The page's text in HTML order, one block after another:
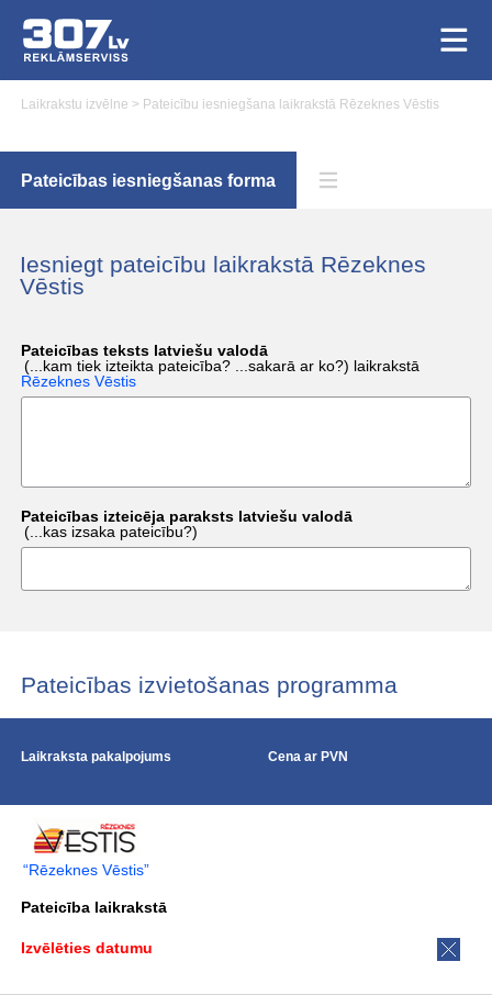
Laikrakstu izvēlne > Pateicību iesniegšana laikrakstā Rēzeknes Vēstis
Pateicības iesniegšanas forma
Iesniegt pateicību laikrakstā Rēzeknes
Vēstis
Pateicības teksts latviešu valodā
(...kam tiek izteikta pateicība? ...sakarā ar ko?) laikrakstā
Rēzeknes Vēstis
Pateicības izteicēja paraksts latviešu valodā
(...kas izsaka pateicību?)
Pateicības izvietošanas programma
Laikraksta pakalpojums Cena ar PVN
“Rēzeknes Vēstis”
Pateicība laikrakstā
Izvēlēties datumu